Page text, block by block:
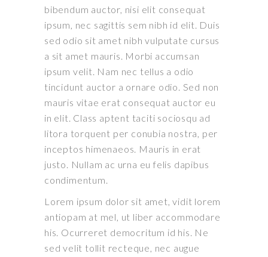
bibendum auctor, nisi elit consequat
ipsum, nec sagittis sem nibh id elit. Duis
sed odio sit amet nibh vulputate cursus
a sit amet mauris. Morbi accumsan
ipsum velit. Nam nec tellus a odio
tincidunt auctor a ornare odio. Sed non
mauris vitae erat consequat auctor eu
in elit. Class aptent taciti sociosqu ad
litora torquent per conubia nostra, per
inceptos himenaeos. Mauris in erat
justo. Nullam ac urna eu felis dapibus
condimentum.
Lorem ipsum dolor sit amet, vidit lorem
antiopam at mel, ut liber accommodare
his. Ocurreret democritum id his. Ne
sed velit tollit recteque, nec augue